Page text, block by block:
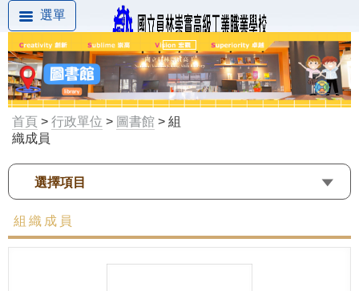
選單
首頁 > 行政單位 > 圖書館 > 組
織成員
選擇項目
組織成員